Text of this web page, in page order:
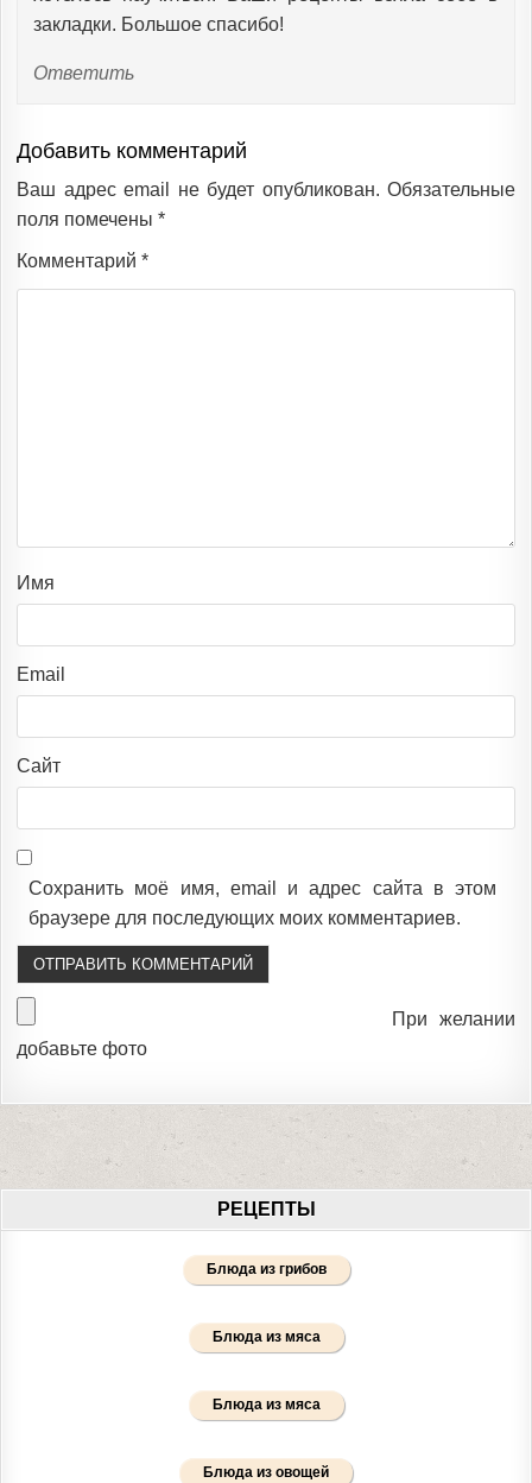
закладки. Большое спасибо!
Ответить
Добавить комментарий
Ваш адрес email не будет опубликован. Обязательные
поля помечены *
Комментарий *
Имя
Email
Сайт
Сохранить моё имя, email и адрес сайта в этом
браузере для последующих моих комментариев.
При желании
добавьте фото
РЕЦЕПТЫ
Блюда из грибов
Блюда из мяса
Блюда из мяса
Блюда из овощей